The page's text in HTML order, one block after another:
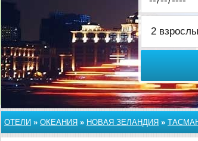
ОТЕЛИ » ОКЕАНИЯ » НОВАЯ ЗЕЛАНДИЯ »